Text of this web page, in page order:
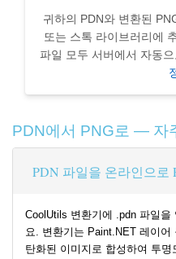
귀하의 PDN와 변환된
또는 스톡 라이브러리에
파일 모두 서버에서 자동
PDN에서 PNG로 — 자
PDN 파일을 온라인으로
CoolUtils 변환기에 .pdn 파일을
요. 변환기는 Paint.NET 레이어
탄화된 이미지로 합성하여 투